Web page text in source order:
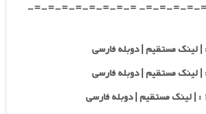
-=-=-=-=-=-=-=-=-=-=- =-=-